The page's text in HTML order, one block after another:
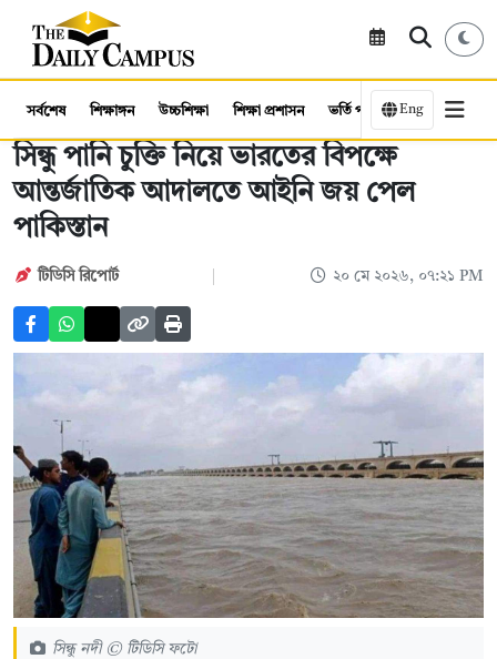
সর্বশেষ শিক্ষাঙ্গন উচ্চশিক্ষা শিক্ষা প্রশাসন ভর্তি পরীক্ষা কর্মসংস্থান
Eng
সিন্ধু পানি চুক্তি নিয়ে ভারতের বিপক্ষে
আন্তর্জাতিক আদালতে আইনি জয় পেল
পাকিস্তান
টিডিসি রিপোর্ট ২০ মে ২০২৬, ০৭:২১ PM
সিন্ধু নদী © টিডিসি ফটো